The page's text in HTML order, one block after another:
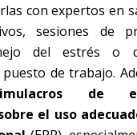
con expertos en
sesiones de
del estrés o
de trabajo.
de
el uso